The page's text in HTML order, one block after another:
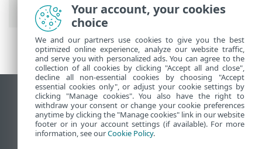
PROTECT On-Prem
Использовать сайт для ПК
End of Life
База знаний ESET
Your account, your cookies
choice
We and our partners use cookies to give you the best
optimized online experience, analyze our website traffic,
and serve you with personalized ads. You can agree to the
collection of all cookies by clicking "Accept all and close",
decline all non-essential cookies by choosing "Accept
essential cookies only", or adjust your cookie settings by
clicking "Manage cookies". You also have the right to
withdraw your consent or change your cookie preferences
anytime by clicking the "Manage cookies" link in our website
footer or in your account settings (if available). For more
information, see ourCookie Policy.